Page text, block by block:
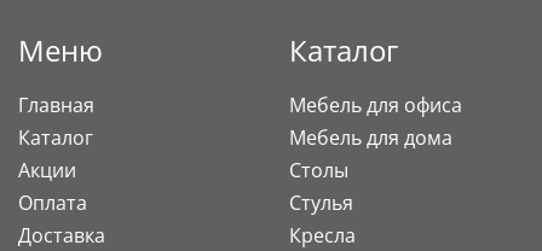
Меню
Главная
Каталог
Акции
Оплата
Доставка
Каталог
Мебель для офиса
Мебель для дома
Столы
Стулья
Кресла